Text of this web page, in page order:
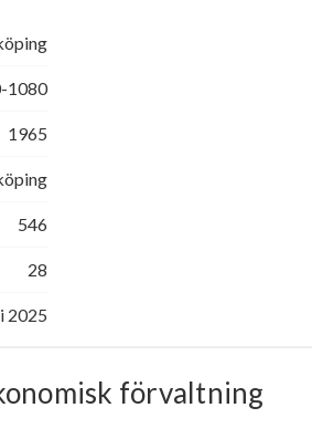
1080
1965
546
28
2025
förvaltning